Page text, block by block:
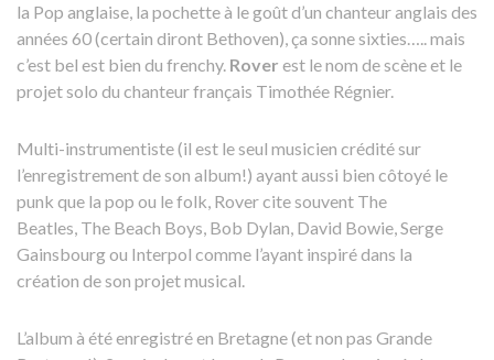
la Pop anglaise, la pochette à le goût d’un chanteur anglais des
années 60 (certain diront Bethoven), ça sonne sixties….. mais
c’est bel est bien du frenchy. Rover est le nom de scène et le
projet solo du chanteur français Timothée Régnier.
Multi-instrumentiste (il est le seul musicien crédité sur
l’enregistrement de son album!) ayant aussi bien côtoyé le
punk que la pop ou le folk, Rover cite souvent The
Beatles, The Beach Boys, Bob Dylan, David Bowie, Serge
Gainsbourg ou Interpol comme l’ayant inspiré dans la
création de son projet musical.
L’album à été enregistré en Bretagne (et non pas Grande